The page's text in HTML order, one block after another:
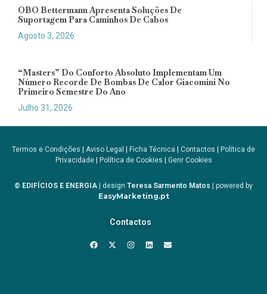
OBO Bettermann Apresenta Soluções De
Suportagem Para Caminhos De Cabos
Agosto 3, 2026
“Masters” Do Conforto Absoluto Implementam Um
Número Recorde De Bombas De Calor Giacomini No
Primeiro Semestre Do Ano
Julho 31, 2026
Termos e Condições Aviso Legal Ficha Técnica Contactos
Política de
Privacidade| Política de Cookies Gerir Cookies
© EDIFÍCIOS E ENERGIA | design Teresa Sarmento Matos | powered by
EasyMarketing.pt
Contactos